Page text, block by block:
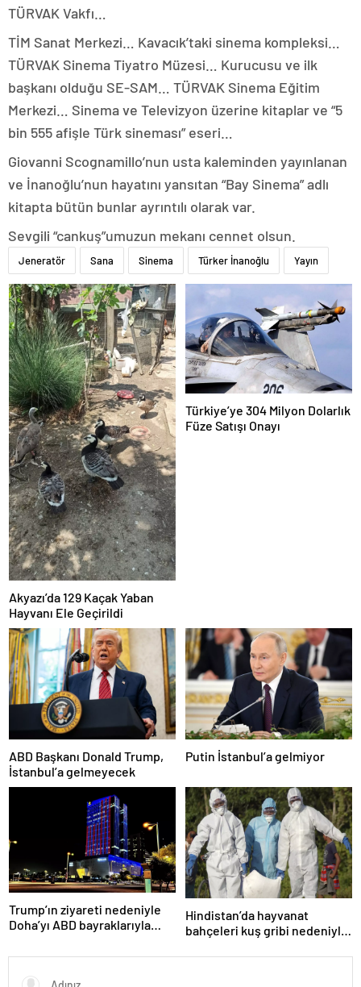
TÜRVAK Vakfı…
TİM Sanat Merkezi… Kavacık’taki sinema kompleksi…
TÜRVAK Sinema Tiyatro Müzesi… Kurucusu ve ilk
başkanı olduğu SE-SAM… TÜRVAK Sinema Eğitim
Merkezi… Sinema ve Televizyon üzerine kitaplar ve “5
bin 555 afişle Türk sineması” eseri…
Giovanni Scognamillo’nun usta kaleminden yayınlanan
ve İnanoğlu’nun hayatını yansıtan “Bay Sinema” adlı
kitapta bütün bunlar ayrıntılı olarak var.
Sevgili “cankuş”umuzun mekanı cennet olsun.
Jeneratör Sana Sinema Türker İnanoğlu Yayın
Akyazı’da 129 Kaçak Yaban
Hayvanı Ele Geçirildi
Türkiye’ye 304 Milyon Dolarlık
Füze Satışı Onayı
ABD Başkanı Donald Trump,
İstanbul’a gelmeyecek
Putin İstanbul’a gelmiyor
Trump’ın ziyareti nedeniyle
Doha’yı ABD bayraklarıyla
Hindistan’da hayvanat
bahçeleri kuş gribi nedeniyle